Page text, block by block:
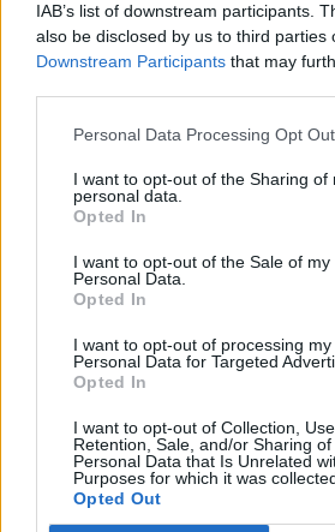
IAB’s list of downstream participants.
also be disclosed by us to third parties
Downstream Participants that may
Personal Data Processing Opt
I want to opt-out of the Sharing of
personal data.
Opted In
I want to opt-out of the Sale of my
Personal Data.
Opted In
I want to opt-out of processing my
Personal Data for Targeted
Opted In
I want to opt-out of Collection, Use,
Retention, Sale, and/or Sharing of
Personal Data that Is Unrelated
Purposes for which it was
Opted Out
Ακολουθήστε το Pink.gr και
ΔΙΑΦΗΜΙΣΗ